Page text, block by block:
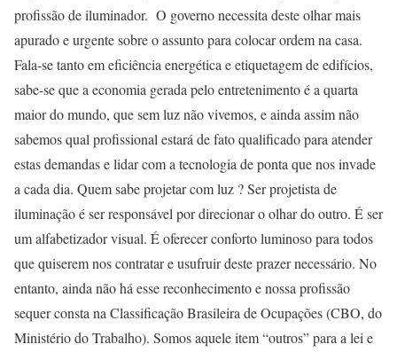
profissão de iluminador. O governo necessita deste olhar mais
apurado e urgente sobre o assunto para colocar ordem na casa.
Fala-se tanto em eficiência energética e etiquetagem de edifícios,
sabe-se que a economia gerada pelo entretenimento é a quarta
maior do mundo, que sem luz não vivemos, e ainda assim não
sabemos qual profissional estará de fato qualificado para atender
estas demandas e lidar com a tecnologia de ponta que nos invade
a cada dia. Quem sabe projetar com luz ? Ser projetista de
iluminação é ser responsável por direcionar o olhar do outro. É ser
um alfabetizador visual. É oferecer conforto luminoso para todos
que quiserem nos contratar e usufruir deste prazer necessário. No
entanto, ainda não há esse reconhecimento e nossa profissão
sequer consta na Classificação Brasileira de Ocupações (CBO, do
Ministério do Trabalho). Somos aquele item “outros” para a lei e